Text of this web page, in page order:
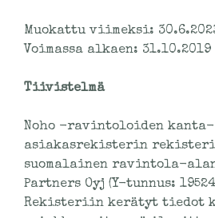
Muokattu viimeksi:
Voimassa alkaen: 31.10.2019
Tiivistelmä
Noho -ravintoloiden kanta-
asiakasrekisterin
suomalainen ravintola-alan
Partners Oyj (Y-tunnus:
Rekisteriin kerätyt tiedot